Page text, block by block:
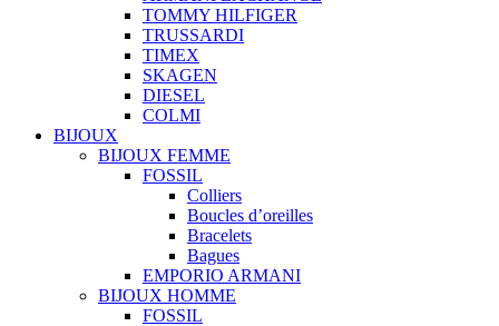
TOMMY HILFIGER
TRUSSARDI
TIMEX
SKAGEN
DIESEL
COLMI
BIJOUX
BIJOUX FEMME
FOSSIL
Colliers
Boucles d’oreilles
Bracelets
Bagues
EMPORIO ARMANI
BIJOUX HOMME
FOSSIL